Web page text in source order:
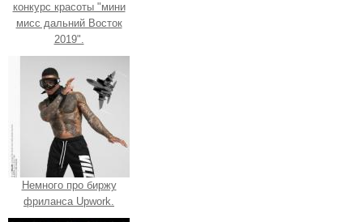
конкурс красоты "мини
мисс дальний Восток
2019".
Немного про биржу
фриланса Upwork.